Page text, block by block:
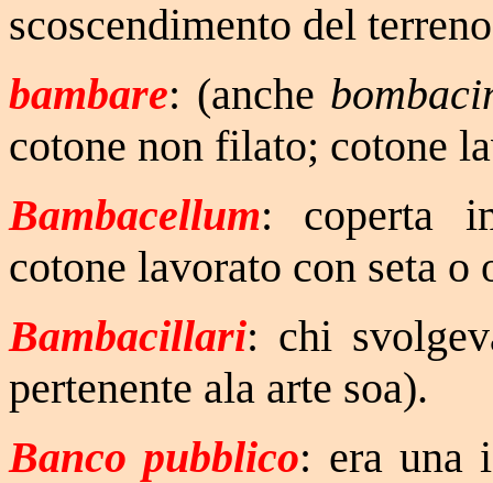
scoscendimento del
bambare: (anche
cotone non filato; cotone
Bambacellum: coperta
cotone lavorato con seta o
Bambacillari: chi
pertenente ala arte soa).
Banco pubblico: era una